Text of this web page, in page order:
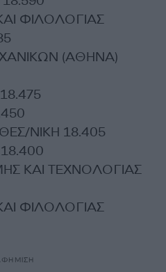
ΦΙΛΟΛΟΓΙΑΣ
(ΑΘΗΝΑ)
ΝΙΚΗ 18.405
ΚΑΙ ΤΕΧΝΟΛΟΓΙΑΣ
ΦΙΛΟΛΟΓΙΑΣ